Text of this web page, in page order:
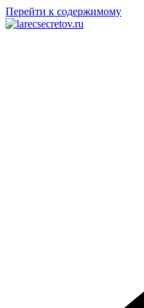
Перейти к содержимому